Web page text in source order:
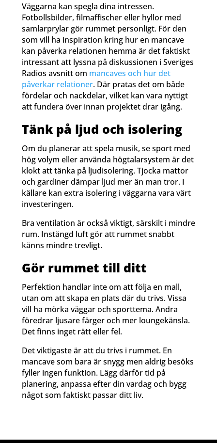
Väggarna kan spegla dina intressen.
Fotbollsbilder, filmaffischer eller hyllor med
samlarprylar gör rummet personligt. För den
som vill ha inspiration kring hur en mancave
kan påverka relationen hemma är det faktiskt
intressant att lyssna på diskussionen i Sveriges
Radios avsnitt om mancaves och hur det
påverkar relationer. Där pratas det om både
fördelar och nackdelar, vilket kan vara nyttigt
att fundera över innan projektet drar igång.
Tänk på ljud och isolering
Om du planerar att spela musik, se sport med
hög volym eller använda högtalarsystem är det
klokt att tänka på ljudisolering. Tjocka mattor
och gardiner dämpar ljud mer än man tror. I
källare kan extra isolering i väggarna vara värt
investeringen.
Bra ventilation är också viktigt, särskilt i mindre
rum. Instängd luft gör att rummet snabbt
känns mindre trevligt.
Gör rummet till ditt
Perfektion handlar inte om att följa en mall,
utan om att skapa en plats där du trivs. Vissa
vill ha mörka väggar och sporttema. Andra
föredrar ljusare färger och mer loungekänsla.
Det finns inget rätt eller fel.
Det viktigaste är att du trivs i rummet. En
mancave som bara är snygg men aldrig besöks
fyller ingen funktion. Lägg därför tid på
planering, anpassa efter din vardag och bygg
något som faktiskt passar ditt liv.